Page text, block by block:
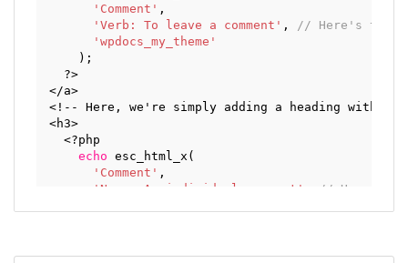
'Comment' ,
'Verb: To leave a comment' ,
// Here's the
'wpdocs_my_theme'
);
?>
</a>
<!-- Here, we're simply adding a heading with
<h3>
<?php
echo esc_html_x(
'Comment' ,
'Noun: An individual comment'
// Here's
</h3>